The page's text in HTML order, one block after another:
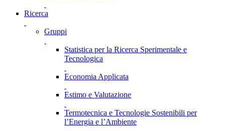
Ricerca
Gruppi
Statistica per la Ricerca Sperimentale e
Tecnologica
Economia Applicata
Estimo e Valutazione
Termotecnica e Tecnologie Sostenibili per
l’Energia e l’Ambiente